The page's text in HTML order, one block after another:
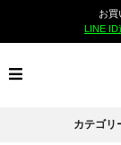
お買
LINE ID
カテゴリ